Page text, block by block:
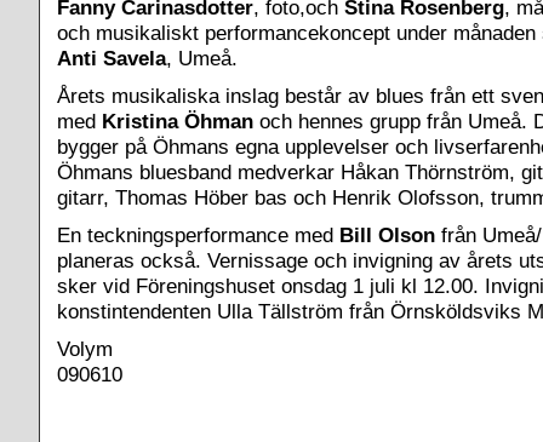
Fanny Carinasdotter, foto,och Stina Rosenberg,
och musikaliskt performancekoncept under
Anti Savela, Umeå.
Årets musikaliska inslag består av blues från ett
med Kristina Öhman och hennes grupp från Umeå.
bygger på Öhmans egna upplevelser och
Öhmans bluesband medverkar Håkan Thörnström,
gitarr, Thomas Höber bas och Henrik Olofsson,
En teckningsperformance med Bill Olson från
planeras också. Vernissage och invigning av årets
sker vid Föreningshuset onsdag 1 juli kl 12.00.
konstintendenten Ulla Tällström från Örnsköldsviks
Volym
090610